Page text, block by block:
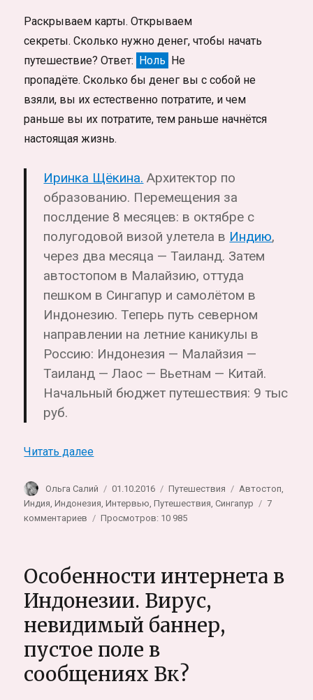
Раскрываем карты. Открываем
секреты. Сколько нужно денег, чтобы начать
путешествие? Ответ: Ноль Не
пропадёте. Сколько бы денег вы с собой не
взяли, вы их естественно потратите, и чем
раньше вы их потратите, тем раньше начнётся
настоящая жизнь.
Иринка Щёкина. Архитектор по
образованию. Перемещения за
послдение 8 месяцев: в октябре с
полугодовой визой улетела в Индию,
через два месяца — Таиланд. Затем
автостопом в Малайзию, оттуда
пешком в Сингапур и самолётом в
Индонезию. Теперь путь северном
направлении на летние каникулы в
Россию: Индонезия — Малайзия —
Таиланд — Лаос — Вьетнам — Китай.
Начальный бюджет путешествия: 9 тыс
руб.
Читать далее«Интервью с Ирой. Про кругосветное
Автор
Ольга Салий Опубликовано
01.10.2016 Рубрики
Путешествия Метки
Автостоп
Индия ,Индонезия ,Интервью ,Путешествия ,Сингапур
7
комментариев
Ирой.
кругосветное
путешествие
без
денег
новый
Просмотров: 10 985
Особенности интернета в
Индонезии. Вирус,
невидимый баннер,
пустое поле в
сообщениях Вк?